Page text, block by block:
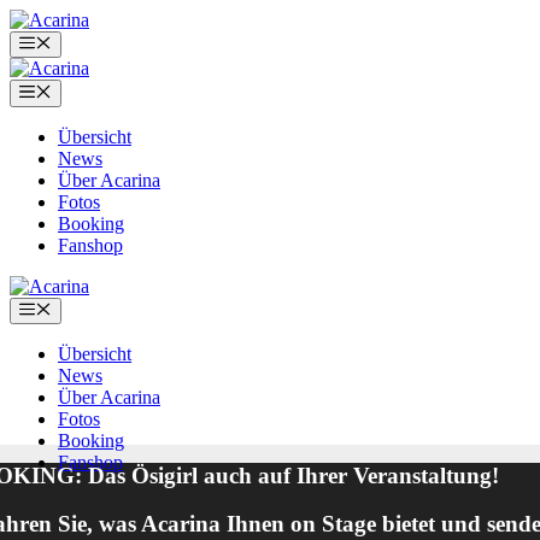
Zum
Inhalt
springen
Menü
Menü
Übersicht
News
Über Acarina
Fotos
Booking
Fanshop
Menü
Übersicht
News
Über Acarina
Fotos
Booking
Fanshop
Das Ösigirl auch auf Ihrer Veranstaltung!
Sie, was Acarina Ihnen on Stage bietet und